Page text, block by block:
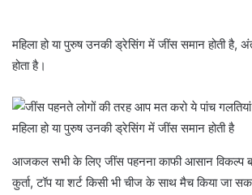
महिला हो या पुरुष उनकी ड्रेसिंग में जींस समान होती है,
होता है।
महिला हो या पुरुष उनकी ड्रेसिंग में जींस समान होती है
आजकल सभी के लिए जींस पहनना काफी आसान विकल्प
कुर्ता, टॉप या शर्ट किसी भी चीज के साथ मैच किया जा